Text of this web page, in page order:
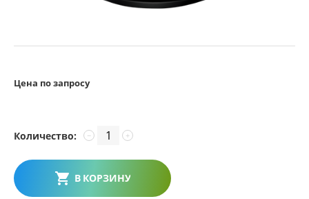
Цена по запросу
Количество: +
−
В КОРЗИНУ